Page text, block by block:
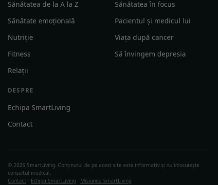
Sănătatea de la A la Z
Sănătate emoțională
Nutriție
Fitness
Relații
Sănătatea în focus
Pacientul și medicul lui
Viața după cancer
Să învingem depresia
DESPRE
Echipa SmartLiving
Contact
© 2026 SmartLiving. Conținutul de pe acest site este informativ și nu înlocuiește
consultul medical.
Contact · Echipa SmartLiving · Misiunea SmartLiving